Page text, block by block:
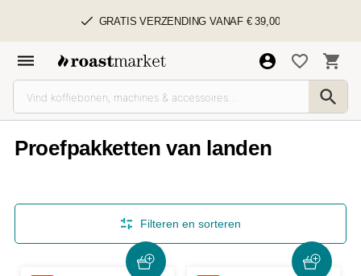
GRATIS VERZENDING VANAF € 39,00
Proefpakketten van landen
Filteren en sorteren